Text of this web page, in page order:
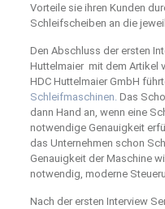
Vorteile sie ihren Kunden
Schleifscheiben an die
Den Abschluss der ersten
Huttelmaier mit dem Artikel
HDC Huttelmaier GmbH
Schleifmaschinen.Das
dann Hand an, wenn eine
notwendige Genauigkeit
das Unternehmen schon
Genauigkeit der Maschine
notwendig, moderne
Nach der ersten Interview